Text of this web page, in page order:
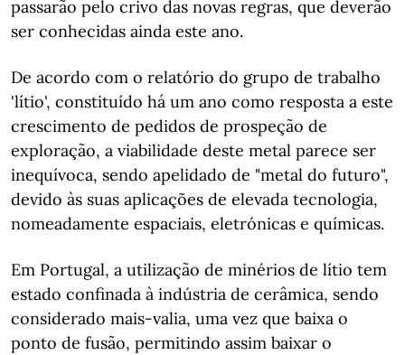
passarão pelo crivo das novas regras, que deverão
ser conhecidas ainda este ano.
De acordo com o relatório do grupo de trabalho
'lítio', constituído há um ano como resposta a este
crescimento de pedidos de prospeção de
exploração, a viabilidade deste metal parece ser
inequívoca, sendo apelidado de "metal do futuro",
devido às suas aplicações de elevada tecnologia,
nomeadamente espaciais, eletrónicas e químicas.
Em Portugal, a utilização de minérios de lítio tem
estado confinada à indústria de cerâmica, sendo
considerado mais-valia, uma vez que baixa o
ponto de fusão, permitindo assim baixar o